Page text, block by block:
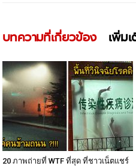
บทความที่เกี่ยวข้อง เพิ่ม
20 ภาพถ่ายที่ WTF ที่สุด ที่ชาวเน็ตแชร์